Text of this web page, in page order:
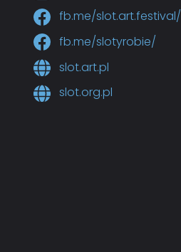
fb.me/slot.art.festival/
fb.me/slotyrobie/
slot.art.pl
slot.org.pl